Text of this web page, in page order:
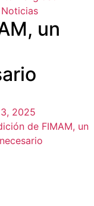
Noticias
un
2025
de FIMAM, un